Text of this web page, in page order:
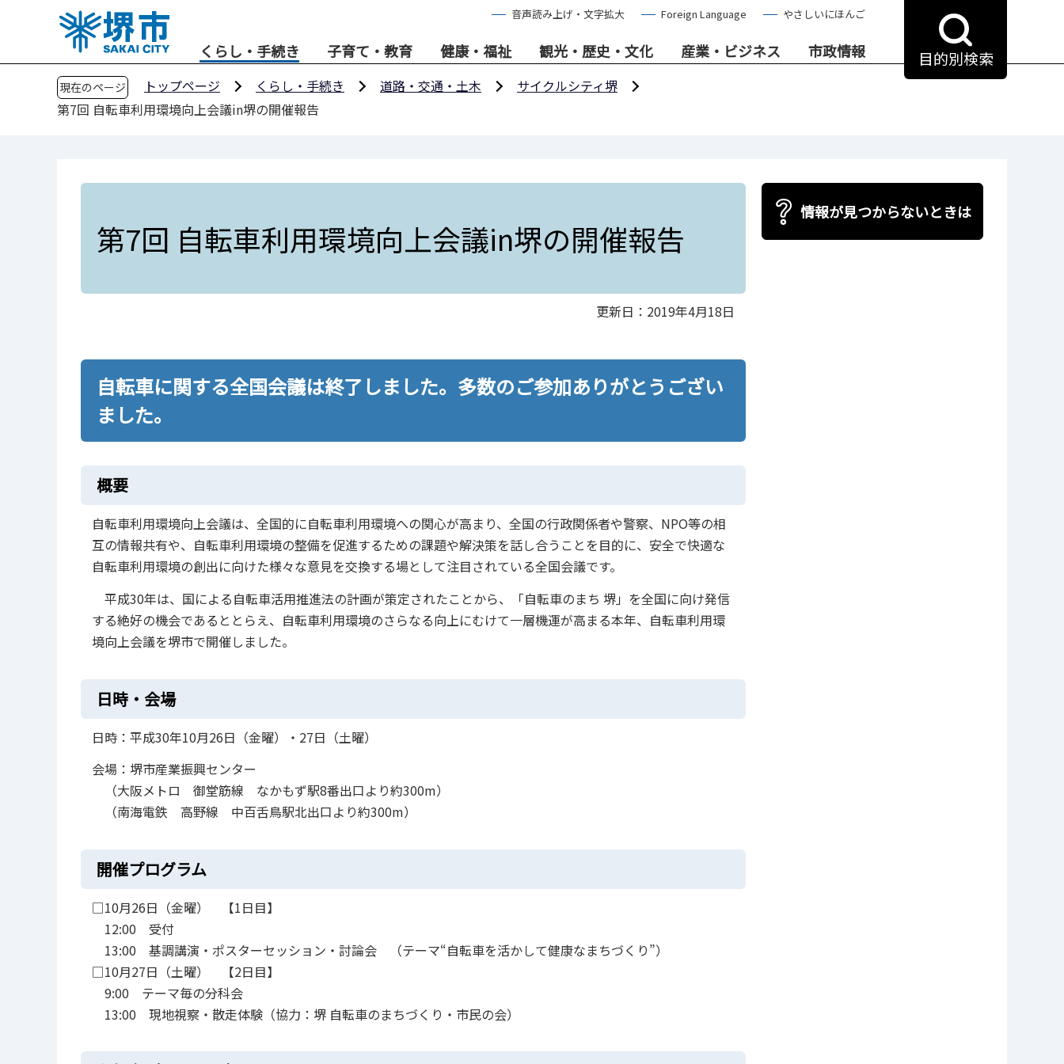
音声読み上げ・文字拡大 Foreign Language やさしいにほんご
くらし・手続き 子育て・教育 健康・福祉 観光・歴史・文化 産業・ビジネス 市政情報 目的別検索
現在のページ トップページ くらし・手続き 道路・交通・土木
サイクルシティ堺
第7回 自転車利用環境向上会議in堺の開催報告
第7回 自転車利用環境向上会議in堺の開催報告
更新日：2019年4月18日
自転車に関する全国会議は終了しました。多数のご参加ありがとうござい
ました。
概要
自転車利用環境向上会議は、全国的に自転車利用環境への関心が高まり、全国の行政関係者や警察、NPO等の相
互の情報共有や、自転車利用環境の整備を促進するための課題や解決策を話し合うことを目的に、安全で快適な
自転車利用環境の創出に向けた様々な意見を交換する場として注目されている全国会議です。
平成30年は、国による自転車活用推進法の計画が策定されたことから、「自転車のまち 堺」を全国に向け発信
する絶好の機会であるととらえ、自転車利用環境のさらなる向上にむけて一層機運が高まる本年、自転車利用環
境向上会議を堺市で開催しました。
日時・会場
日時：平成30年10月26日（金曜）・27日（土曜）
会場：堺市産業振興センター
（大阪メトロ 御堂筋線 なかもず駅8番出口より約300m）
（南海電鉄 高野線 中百舌鳥駅北出口より約300m）
開催プログラム
□10月26日（金曜） 【1日目】
12:00 受付
13:00 基調講演・ポスターセッション・討論会 （テーマ“自転車を活かして健康なまちづくり”）
□10月27日（土曜） 【2日目】
9:00 テーマ毎の分科会
13:00 現地視察・散走体験（協力：堺 自転車のまちづくり・市民の会）
情報が見つからないときは